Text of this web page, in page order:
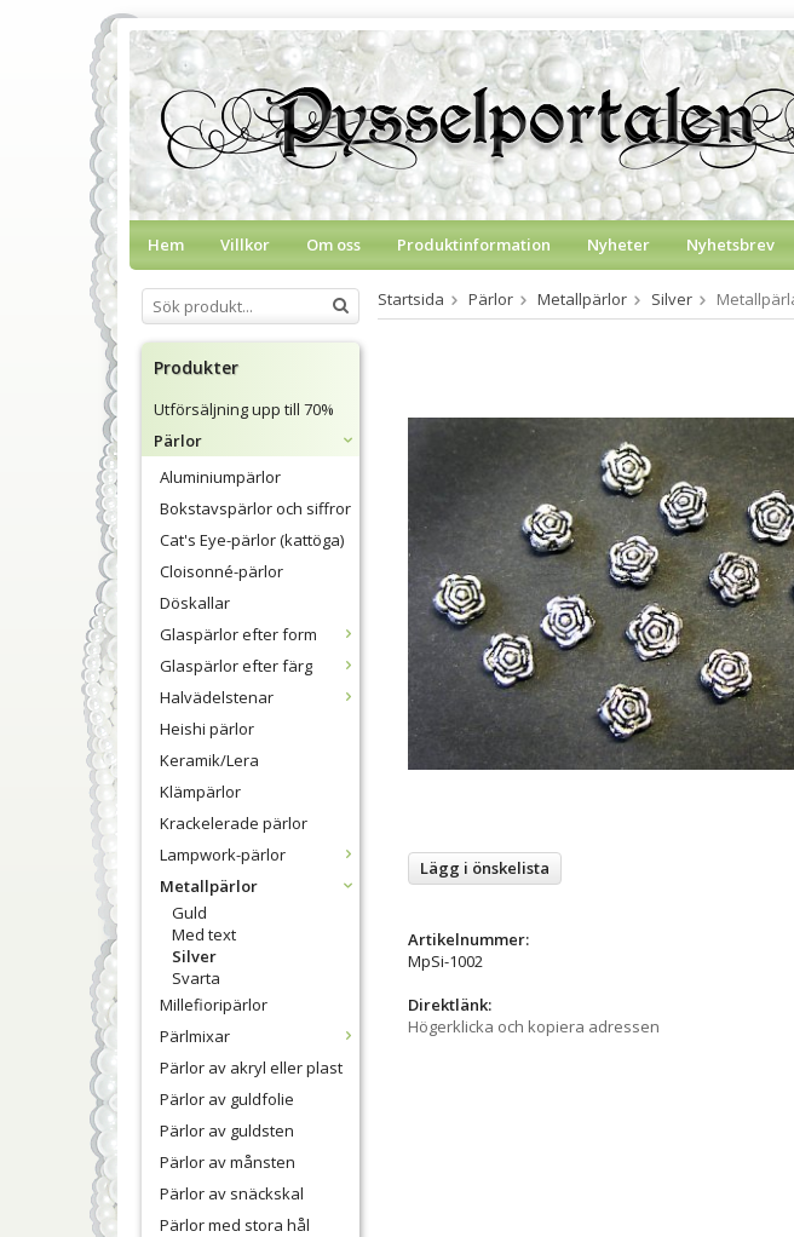
Hem Villkor Om oss Produktinformation Nyheter Nyhetsbrev
Produkter
Utförsäljning upp till 70%
Pärlor
Aluminiumpärlor
Bokstavspärlor och siffror
Cat's Eye-pärlor (kattöga)
Cloisonné-pärlor
Döskallar
Glaspärlor efter form
Glaspärlor efter färg
Halvädelstenar
Heishi pärlor
Keramik/Lera
Klämpärlor
Krackelerade pärlor
Lampwork-pärlor
Metallpärlor
Guld
Med text
Silver
Svarta
Millefioripärlor
Pärlmixar
Pärlor av akryl eller plast
Pärlor av guldfolie
Pärlor av guldsten
Pärlor av månsten
Pärlor av snäckskal
Pärlor med stora hål
Startsida Pärlor Metallpärlor Silver
Lägg i önskelista
Artikelnummer:
MpSi-1002
Direktlänk:
Högerklicka och kopiera adressen